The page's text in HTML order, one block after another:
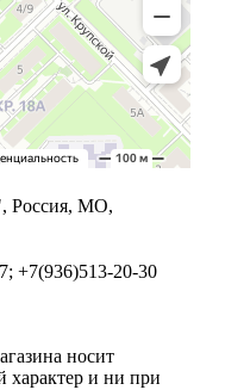
МО,
+7(936)513-20-30
носит
и ни при